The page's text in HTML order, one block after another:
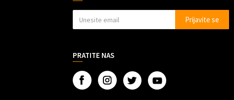
Prijavite se
PRATITE NAS